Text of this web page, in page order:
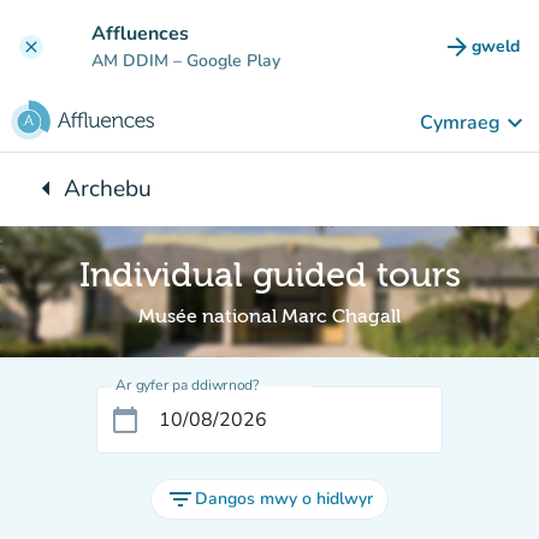
clear Affluences
AM DDIM – Google Play arrow_forward gweld
(tab
Cymraeg keyboard_arrow_down
arrow_leftYn ôl i:
Archebu
Individual guided tours
Musée national Marc Chagall
Ar gyfer pa ddiwrnod?
calendar_today
filter_list Dangos mwy o hidlwyr